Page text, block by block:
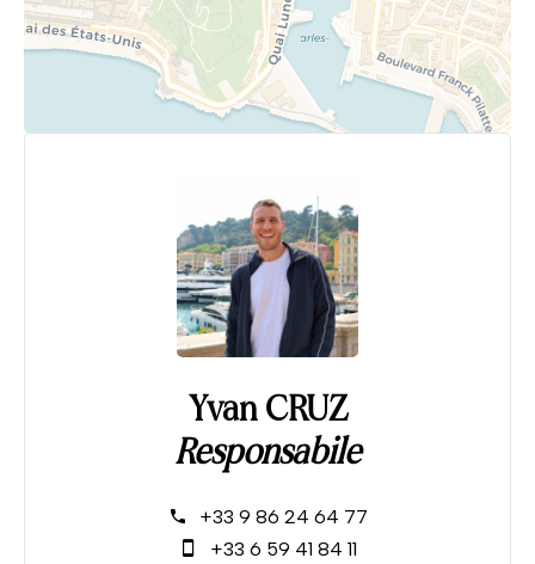
Yvan CRUZ
Responsabile
+33 9 86 24 64 77
+33 6 59 41 84 11